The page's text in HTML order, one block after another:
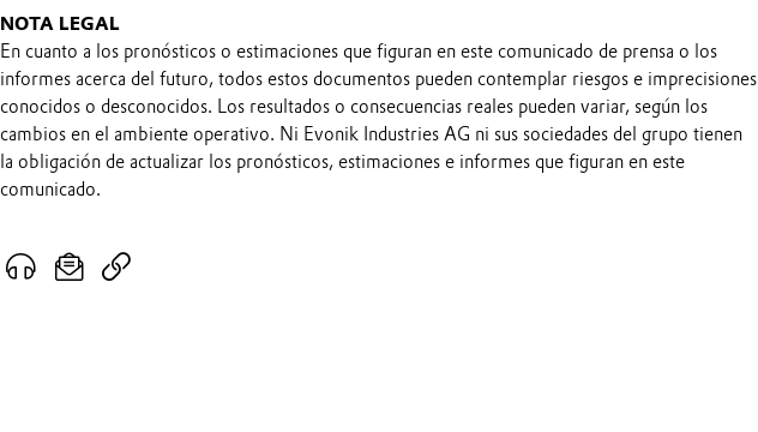
NOTA LEGAL
En cuanto a los pronósticos o estimaciones que figuran en este comunicado de prensa o los
informes acerca del futuro, todos estos documentos pueden contemplar riesgos e imprecisiones
conocidos o desconocidos. Los resultados o consecuencias reales pueden variar, según los
cambios en el ambiente operativo. Ni Evonik Industries AG ni sus sociedades del grupo tienen
la obligación de actualizar los pronósticos, estimaciones e informes que figuran en este
comunicado.